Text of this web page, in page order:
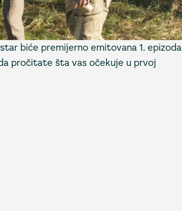
biće premijerno emitovana 1. epizoda
pročitate šta vas očekuje u prvoj